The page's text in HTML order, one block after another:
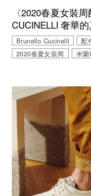
〈2020春夏女裝
CUCINELLI 奢華
Brunello Cucinelli 配
2020春夏女裝周
米蘭